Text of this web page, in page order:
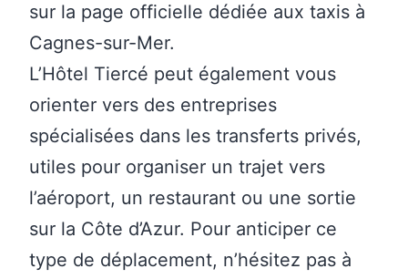
sur la page officielle dédiée aux taxis à
Cagnes-sur-Mer.
L’Hôtel Tiercé peut également vous
orienter vers des entreprises
spécialisées dans les transferts privés,
utiles pour organiser un trajet vers
l’aéroport, un restaurant ou une sortie
sur la Côte d’Azur. Pour anticiper ce
type de déplacement, n’hésitez pas à